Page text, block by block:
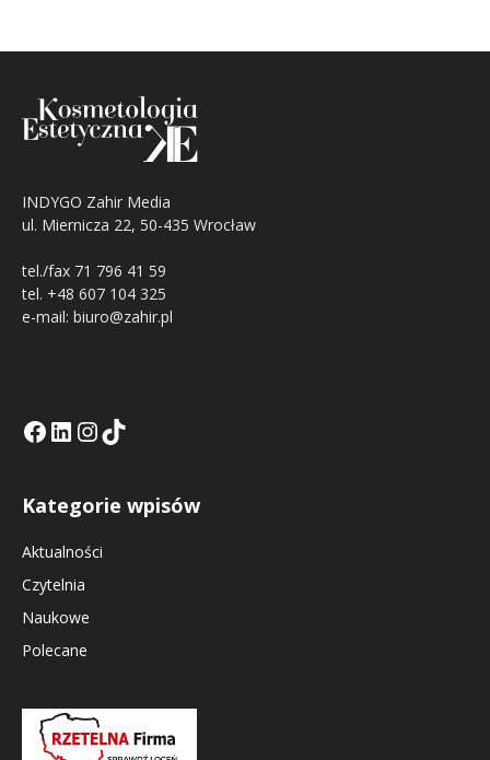
INDYGO Zahir Media
ul. Miernicza 22, 50-435 Wrocław
tel./fax 71 796 41 59
tel. +48 607 104 325
e-mail: biuro@zahir.pl
Facebook
LinkedIn
Tik Tok KEInstagramm KE
Kategorie wpisów
Aktualności
Czytelnia
Naukowe
Polecane